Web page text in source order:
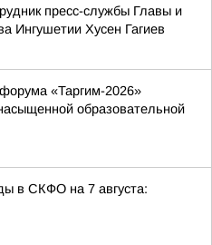
пресс-службы Главы и
Ингушетии Хусен Гагиев
«Таргим-2026»
образовательной
в СКФО на 7 августа: